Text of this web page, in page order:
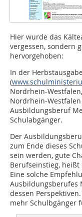
Hier wurde das
vergessen, sondern
hervorgehoben:
In der
(
Nordrhein-
Nordrhein-Westfalen
Ausbildungsberuf
Schulabgänger.
Der
zum Ende dieses
sein werden, gute
Berufseinstieg, heißt
Eine solche
Ausbildungsberufes
dessen
mehr Schulbgänger